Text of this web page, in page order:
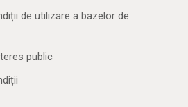
de utilizare a bazelor de
public